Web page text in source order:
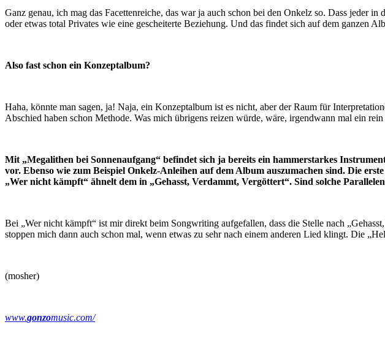
Ganz genau, ich mag das Facettenreiche, das war ja auch schon bei den Onkelz so. Dass jeder
oder etwas total Privates wie eine gescheiterte Beziehung. Und das findet sich auf dem ganzen
Also fast schon ein Konzeptalbum?
Haha, könnte man sagen, ja! Naja, ein Konzeptalbum ist es nicht, aber der Raum für
Abschied haben schon Methode. Was mich übrigens reizen würde, wäre, irgendwann mal ein
Mit „Megalithen bei Sonnenaufgang“ befindet sich ja bereits ein hammerstarkes
vor. Ebenso wie zum Beispiel Onkelz-Anleihen auf dem Album auszumachen sind. Die
„Wer nicht kämpft“ ähnelt dem in „Gehasst, Verdammt, Vergöttert“. Sind solche
Bei „Wer nicht kämpft“ ist mir direkt beim Songwriting aufgefallen, dass die Stelle nach
stoppen mich dann auch schon mal, wenn etwas zu sehr nach einem anderen Lied klingt. Die
(mosher)
www.gonzomusic.com/